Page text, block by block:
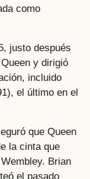
como
justo después
y dirigió
incluido
el último en el
que Queen
la cinta que
Brian
el pasado